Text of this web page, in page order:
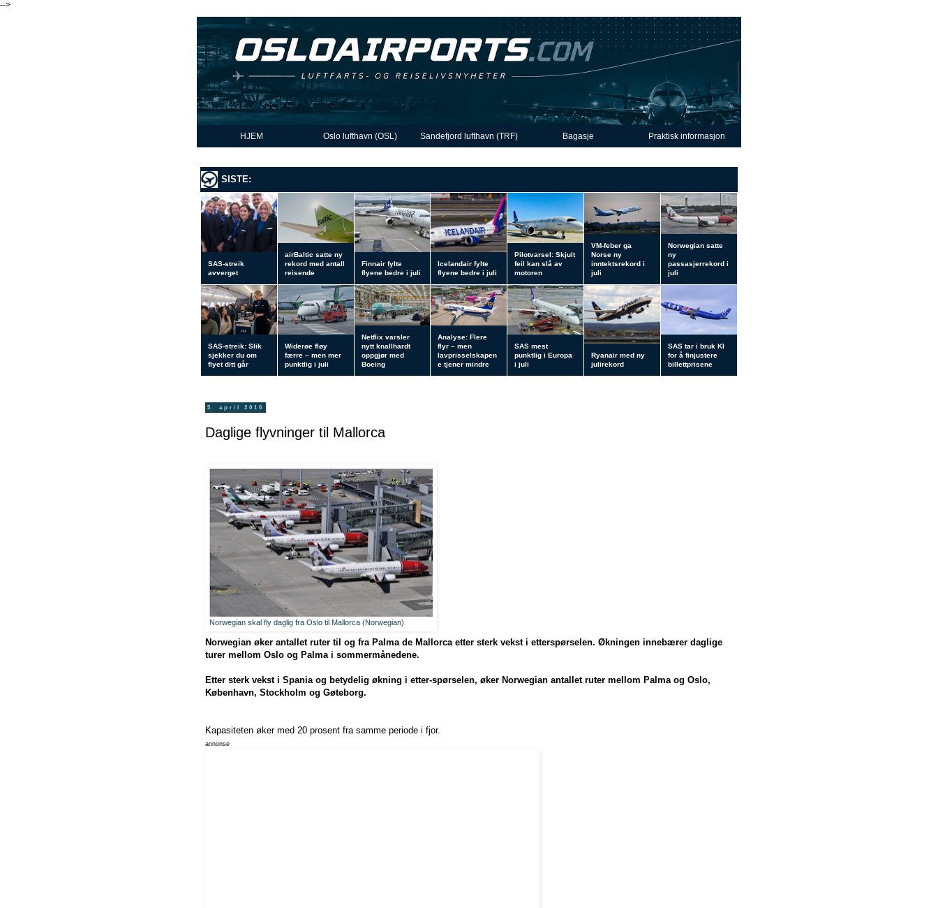
-->
HJEM Oslo lufthavn (OSL) Sandefjord lufthavn (TRF) Bagasje Praktisk informasjon
SISTE:
SAS-streik
avverget
airBaltic satte ny
rekord med antall
reisende
Finnair fylte
flyene bedre i juli
Icelandair fylte
flyene bedre i juli
Pilotvarsel: Skjult
feil kan slå av
motoren
VM-feber ga
Norse ny
inntektsrekord i
juli
Norwegian satte
ny
passasjerrekord i
juli
SAS-streik: Slik
sjekker du om
flyet ditt går
Widerøe fløy
færre – men mer
punktlig i juli
Netflix varsler
nytt knallhardt
oppgjør med
Boeing
Analyse: Flere
flyr – men
lavprisselskapen
e tjener mindre
SAS mest
punktlig i Europa
i juli
Ryanair med ny
julirekord
SAS tar i bruk KI
for å finjustere
billettprisene
5. april 2016
Daglige flyvninger til Mallorca
Norwegian skal fly daglig fra Oslo til Mallorca (Norwegian)
Norwegian øker antallet ruter til og fra Palma de Mallorca etter sterk vekst i etterspørselen. Økningen innebærer daglige
turer mellom Oslo og Palma i sommermånedene.
Etter sterk vekst i Spania og betydelig økning i etter-spørselen, øker Norwegian antallet ruter mellom Palma og Oslo,
København, Stockholm og Gøteborg.
Kapasiteten øker med 20 prosent fra samme periode i fjor.
annonse